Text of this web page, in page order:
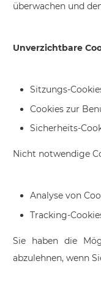
überwachen und
Unverzichtbare
Sitzungs-
Cookies zur
Sicherheits-
Nicht notwendige
Analyse von
Tracking-
Sie haben die
abzulehnen, wenn